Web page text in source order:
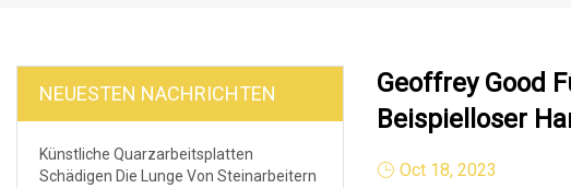
NEUESTEN NACHRICHTEN
Künstliche Quarzarbeitsplatten
Schädigen Die Lunge Von Steinarbeitern
Geoffrey Good
Beispielloser
Oct 18, 2023